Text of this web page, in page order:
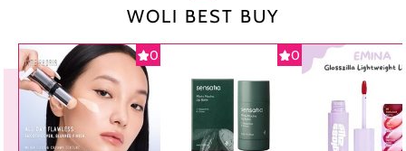
WOLI BEST BUY
0 0